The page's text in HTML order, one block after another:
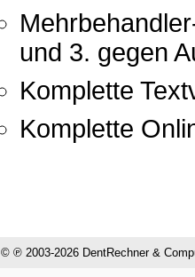
und 3. gegen
Komplette
Komplette
© ℗ 2003-2026 DentRechner &